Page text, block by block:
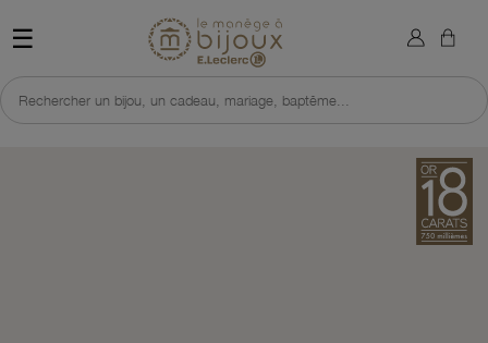
☰ Retour à l'accueil du site
Rechercher un bijou, un cadeau, mariage, baptême...
×